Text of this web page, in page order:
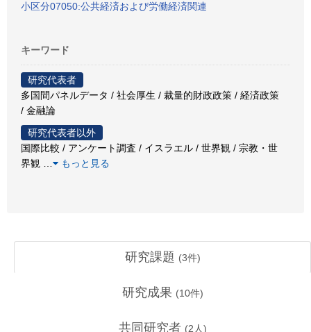
小区分07050:公共経済および労働経済関連
キーワード
研究代表者
多国間パネルデータ / 社会厚生 / 裁量的財政政策 / 経済政策
/ 金融論
研究代表者以外
国際比較 / アンケート調査 / イスラエル / 世界観 / 宗教・世
界観
もっと見る
研究課題 (3件)
研究成果 (10件)
共同研究者 (2 人)